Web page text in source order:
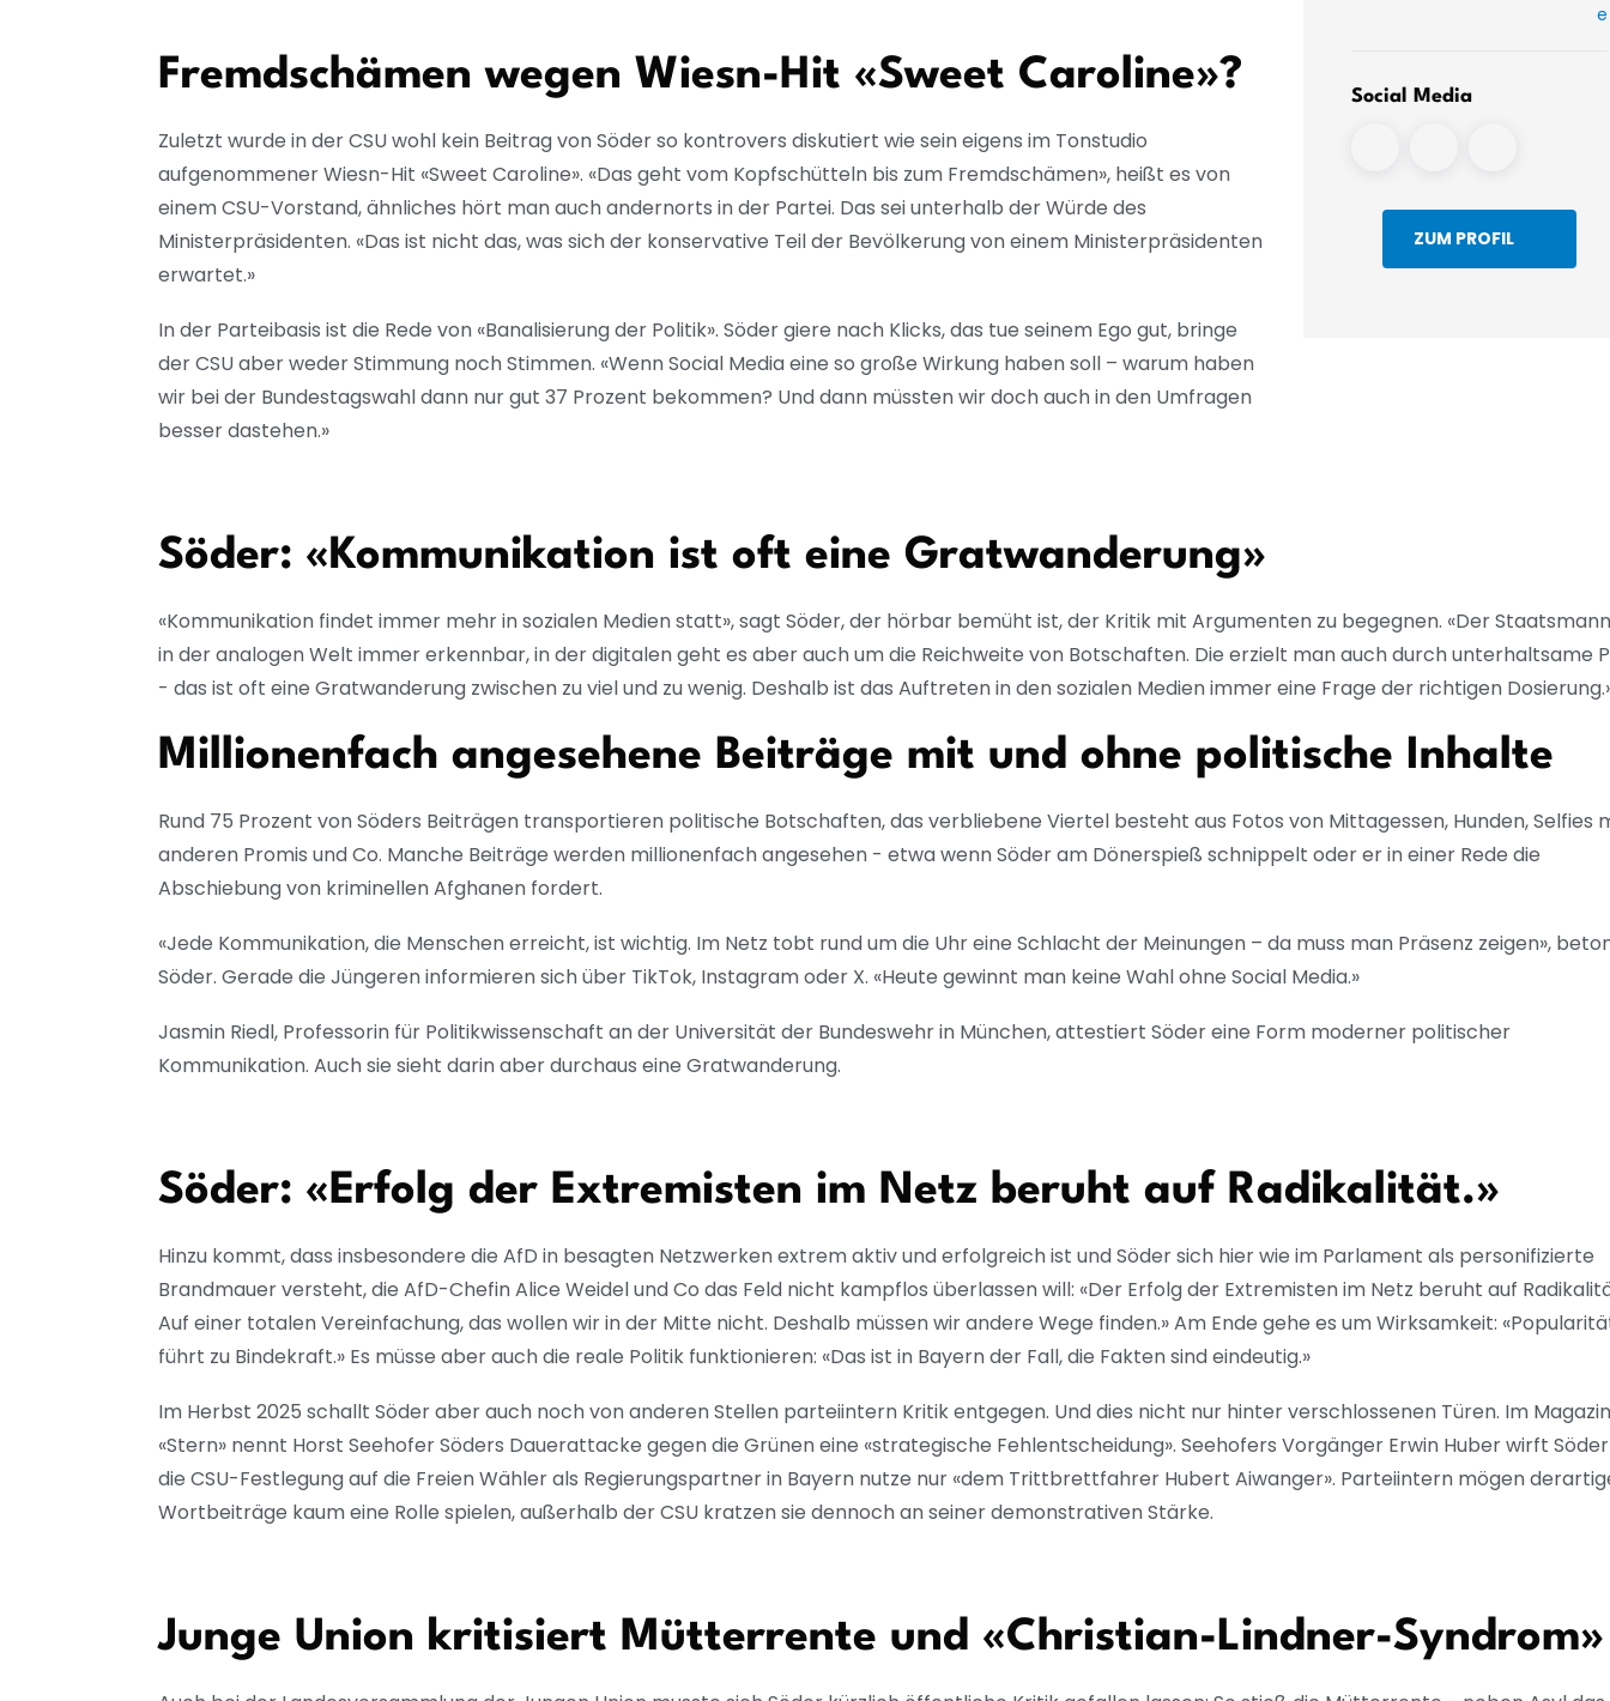
Fremdschämen wegen Wiesn-Hit «Sweet Caroline»?
Zuletzt wurde in der CSU wohl kein Beitrag von Söder so kontrovers diskutiert wie sein eigens im Tonstudio
aufgenommener Wiesn-Hit «Sweet Caroline». «Das geht vom Kopfschütteln bis zum Fremdschämen», heißt es von
einem CSU-Vorstand, ähnliches hört man auch andernorts in der Partei. Das sei unterhalb der Würde des
Ministerpräsidenten. «Das ist nicht das, was sich der konservative Teil der Bevölkerung von einem Ministerpräsidenten
erwartet.»
In der Parteibasis ist die Rede von «Banalisierung der Politik». Söder giere nach Klicks, das tue seinem Ego gut, bringe
der CSU aber weder Stimmung noch Stimmen. «Wenn Social Media eine so große Wirkung haben soll – warum haben
wir bei der Bundestagswahl dann nur gut 37 Prozent bekommen? Und dann müssten wir doch auch in den Umfragen
besser dastehen.»
e
Social Media
ZUM PROFIL
Söder: «Kommunikation ist oft eine Gratwanderung»
«Kommunikation findet immer mehr in sozialen Medien statt», sagt Söder, der hörbar bemüht ist, der Kritik mit Argumenten zu begegnen. «Der
in der analogen Welt immer erkennbar, in der digitalen geht es aber auch um die Reichweite von Botschaften. Die erzielt man auch durch unterhaltsame
- das ist oft eine Gratwanderung zwischen zu viel und zu wenig. Deshalb ist das Auftreten in den sozialen Medien immer eine Frage der richtigen
Millionenfach angesehene Beiträge mit und ohne politische Inhalte
Rund 75 Prozent von Söders Beiträgen transportieren politische Botschaften, das verbliebene Viertel besteht aus Fotos von Mittagessen, Hunden, Selfies
anderen Promis und Co. Manche Beiträge werden millionenfach angesehen - etwa wenn Söder am Dönerspieß schnippelt oder er in einer Rede die
Abschiebung von kriminellen Afghanen fordert.
«Jede Kommunikation, die Menschen erreicht, ist wichtig. Im Netz tobt rund um die Uhr eine Schlacht der Meinungen – da muss man Präsenz zeigen»,
Söder. Gerade die Jüngeren informieren sich über TikTok, Instagram oder X. «Heute gewinnt man keine Wahl ohne Social Media.»
Jasmin Riedl, Professorin für Politikwissenschaft an der Universität der Bundeswehr in München, attestiert Söder eine Form moderner politischer
Kommunikation. Auch sie sieht darin aber durchaus eine Gratwanderung.
Söder: «Erfolg der Extremisten im Netz beruht auf Radikalität.»
Hinzu kommt, dass insbesondere die AfD in besagten Netzwerken extrem aktiv und erfolgreich ist und Söder sich hier wie im Parlament als personifizierte
Brandmauer versteht, die AfD-Chefin Alice Weidel und Co das Feld nicht kampflos überlassen will: «Der Erfolg der Extremisten im Netz beruht auf
Auf einer totalen Vereinfachung, das wollen wir in der Mitte nicht. Deshalb müssen wir andere Wege finden.» Am Ende gehe es um Wirksamkeit:
führt zu Bindekraft.» Es müsse aber auch die reale Politik funktionieren: «Das ist in Bayern der Fall, die Fakten sind eindeutig.»
Im Herbst 2025 schallt Söder aber auch noch von anderen Stellen parteiintern Kritik entgegen. Und dies nicht nur hinter verschlossenen Türen. Im Magazin
«Stern» nennt Horst Seehofer Söders Dauerattacke gegen die Grünen eine «strategische Fehlentscheidung». Seehofers Vorgänger Erwin Huber wirft
die CSU-Festlegung auf die Freien Wähler als Regierungspartner in Bayern nutze nur «dem Trittbrettfahrer Hubert Aiwanger». Parteiintern mögen
Wortbeiträge kaum eine Rolle spielen, außerhalb der CSU kratzen sie dennoch an seiner demonstrativen Stärke.
Junge Union kritisiert Mütterrente und «Christian-Lindner-Syndrom»